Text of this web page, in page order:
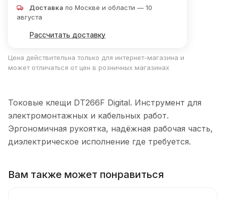
Доставка по Москве и области — 10
августа
Рассчитать доставку
Цена действительна только для интернет-магазина и
может отличаться от цен в розничных магазинах
Токовые клещи DT266F Digital. Инструмент для
электромонтажных и кабельных работ.
Эргономичная рукоятка, надёжная рабочая часть,
диэлектрическое исполнение где требуется.
Вам также может понравиться